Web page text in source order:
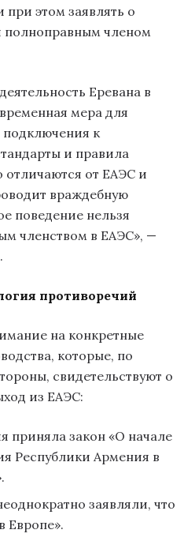
этом заявлять о
полноправным членом
Еревана в
мера для
подключения к
и правила
отличаются от ЕАЭС и
враждебную
поведение нельзя
членством в ЕАЭС», —
противоречий
на конкретные
которые, по
свидетельствуют о
из ЕАЭС:
приняла закон «О начале
Республики Армения в
заявляли, что
Европе».